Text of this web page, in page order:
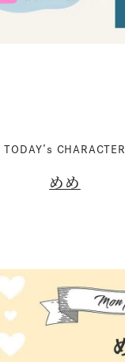
TODAY’s CHARACTER
めめ